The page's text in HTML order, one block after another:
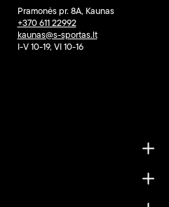
Pramonės pr. 8A, Kaunas
+370 611 22992
kaunas@s-sportas.lt
I-V 10-19, VI 10-16